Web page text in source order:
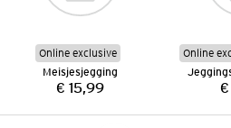
Online exclusive
Meisjesjegging
Prijs:
€ 15,99
Online
€